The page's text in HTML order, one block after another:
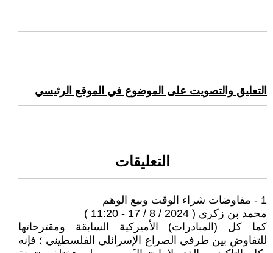
التعليق والتصويت على الموضوع في الموقع الرئيسي
التعليقات
1 - مفاوضات شراء الوقت وبيع الوهم
محمد بن زكري ( 2024 / 8 / 17 - 11:20 )
كما كل (المبادرات) الأميركية السابقة ومقترحاتها
للتفاوض بين طرفي الصراع الإسرائلي الفلسطيني ؛ فإنه